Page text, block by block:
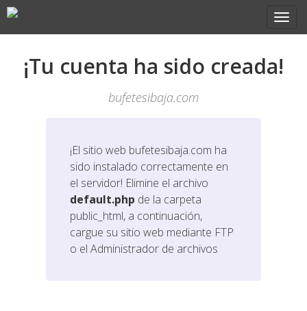
¡Tu cuenta ha sido creada!
bufetesibaja.com
¡El sitio web bufetesibaja.com ha
sido instalado correctamente en
el servidor! Elimine el archivo
default.php de la carpeta
public_html, a continuación,
cargue su sitio web mediante FTP
o el Administrador de archivos